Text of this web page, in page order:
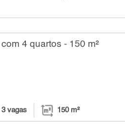
4 quartos - 150 m²
3 vagas 150 m²